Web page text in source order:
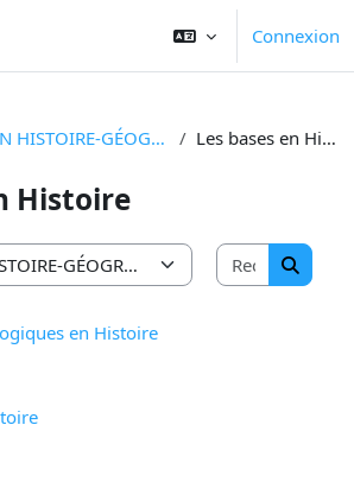
Connexion
LES BASES EN HISTOIRE-GÉOGRAPHIE Les bases en Histoire
Histoire
en Histoire